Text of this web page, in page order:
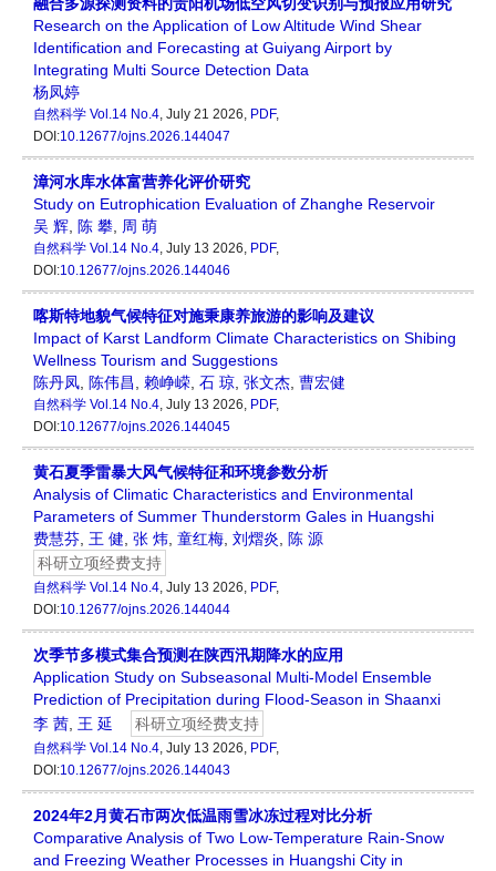
Research on the Application of Low Altitude Wind Shear
Identification and Forecasting at Guiyang Airport by
Integrating Multi Source Detection Data
杨凤婷
自然科学 Vol.14 No.4, July 21 2026, PDF,
DOI:10.12677/ojns.2026.144047
漳河水库水体富营养化评价研究
Study on Eutrophication Evaluation of Zhanghe Reservoir
吴 辉
陈 攀 周 萌
自然科学 Vol.14 No.4, July 13 2026, PDF,
DOI:10.12677/ojns.2026.144046
喀斯特地貌气候特征对施秉康养旅游的影响及建议
Impact of Karst Landform Climate Characteristics on Shibing
Wellness Tourism and Suggestions
陈丹凤
陈伟昌 赖峥嵘 石 琼 张文杰 曹宏健
自然科学 Vol.14 No.4, July 13 2026, PDF,
DOI:10.12677/ojns.2026.144045
黄石夏季雷暴大风气候特征和环境参数分析
Analysis of Climatic Characteristics and Environmental
Parameters of Summer Thunderstorm Gales in Huangshi
费慧芬 王 健 张 炜 童红梅 刘熠炎
陈 源
科研立项经费支持
自然科学 Vol.14 No.4, July 13 2026, PDF,
DOI:10.12677/ojns.2026.144044
次季节多模式集合预测在陕西汛期降水的应用
Application Study on Subseasonal Multi-Model Ensemble
Prediction of Precipitation during Flood-Season in Shaanxi
李 茜 王 延 科研立项经费支持
自然科学 Vol.14 No.4, July 13 2026, PDF,
DOI:10.12677/ojns.2026.144043
2024年2月黄石市两次低温雨雪冰冻过程对比分析
Comparative Analysis of Two Low-Temperature Rain-Snow
and Freezing Weather Processes in Huangshi City in